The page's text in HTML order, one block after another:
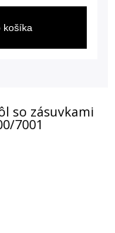
košíka
so zásuvkami
7001